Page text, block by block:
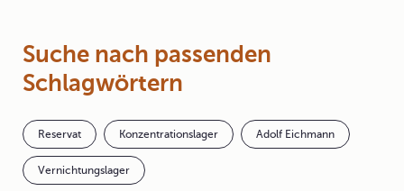
Suche nach passenden
Schlagwörtern
Reservat Konzentrationslager Adolf Eichmann
Vernichtungslager